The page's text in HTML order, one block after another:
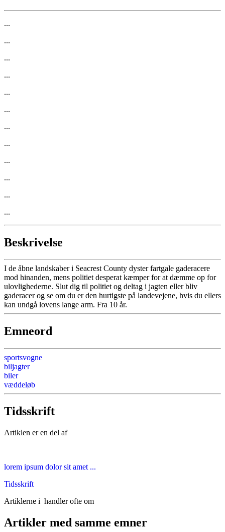
...
...
...
...
...
...
...
...
...
...
...
...
Beskrivelse
I de åbne landskaber i Seacrest County dyster fartgale gaderacere
mod hinanden, mens politiet desperat kæmper for at dæmme op for
ulovlighederne. Slut dig til politiet og deltag i jagten eller bliv
gaderacer og se om du er den hurtigste på landevejene, hvis du ellers
kan undgå lovens lange arm. Fra 10 år.
Emneord
sportsvogne
biljagter
biler
væddeløb
Tidsskrift
Artiklen er en del af
lorem ipsum dolor sit amet ...
Tidsskrift
Artiklerne i handler ofte om
Artikler med samme emner